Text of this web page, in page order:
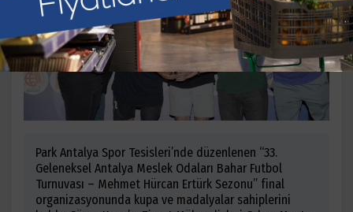
Park Antalya Spor Tesisleri’nde düzenlenen “33.
Geleneksel Antalya Meslek Odaları Bahar Futbol
Turnuvası – Mehmet Hürcan Ertürk Sezonu” final
organizasyonunda kupa ve madalyalar sahiplerini